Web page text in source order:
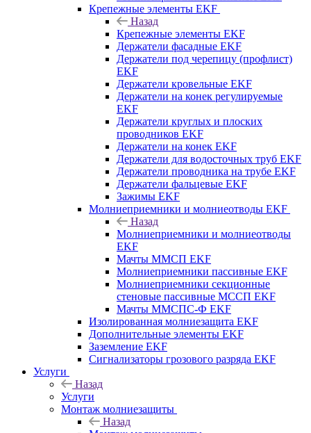
Крепежные элементы EKF
Назад
Крепежные элементы EKF
Держатели фасадные EKF
Держатели под черепицу (профлист)
EKF
Держатели кровельные EKF
Держатели на конек регулируемые
EKF
Держатели круглых и плоских
проводников EKF
Держатели на конек EKF
Держатели для водосточных труб EKF
Держатели проводника на трубе EKF
Держатели фальцевые EKF
Зажимы EKF
Молниеприемники и молниеотводы EKF
Назад
Молниеприемники и молниеотводы
EKF
Мачты ММСП EKF
Молниеприемники пассивные EKF
Молниеприемники секционные
стеновые пассивные МССП EKF
Мачты ММСПС-Ф EKF
Изолированная молниезащита EKF
Дополнительные элементы EKF
Заземление EKF
Сигнализаторы грозового разряда EKF
Услуги
Назад
Услуги
Монтаж молниезащиты
Назад